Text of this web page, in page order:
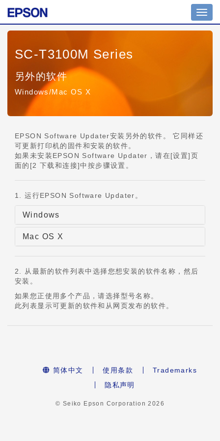
切
换
导
SC-T3100M Series
另外的软件
Windows/Mac OS X
EPSON Software Updater安装另外的软件。 它同样还
可更新打印机的固件和安装的软件。
如果未安装EPSON Software Updater，请在[设置]页
面的[2 下载和连接]中按步骤设置。
1. 运行EPSON Software Updater。
Windows
Mac OS X
2. 从最新的软件列表中选择您想安装的软件名称，然后
安装。
如果您正使用多个产品，请选择型号名称。
此列表显示可更新的软件和从网页发布的软件。
简体中文 使用条款
Trademarks
隐私声明
© Seiko Epson Corporation2026